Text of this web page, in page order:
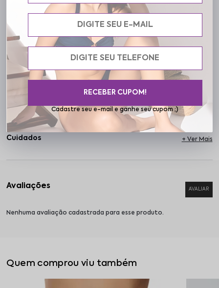
fique baixa. Perfeitas para o uso diário, essas calcinhas garantem
simplicidade e eficiência para mulheres que buscam peças
essenciais e confortáveis. Na Frelith, cada detalhe é pensado para
elevar sua autoestima, promovendo cuidado e autorrespeito em
cada escolha.
Cuidados
Nenhuma avaliação cadastrada para esse produto.
Quem comprou viu também
Cadastre seu e-mail e ganhe seu cupom ;)
RECEBER CUPOM!